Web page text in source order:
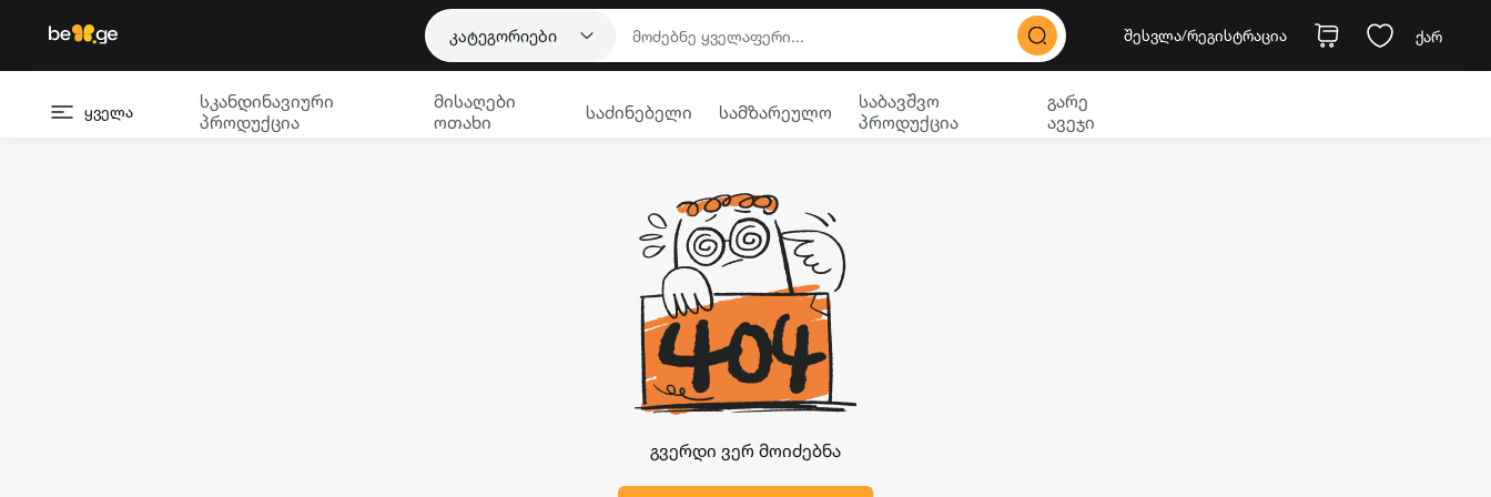
კატეგორიები შესვლა/რეგისტრაცია ქარ
ყველა
სკანდინავიური
პროდუქცია
მისაღები
ოთახი
საძინებელი სამზარეულო
საბავშვო
პროდუქცია
გარე
ავეჯი
გვერდი ვერ მოიძებნა